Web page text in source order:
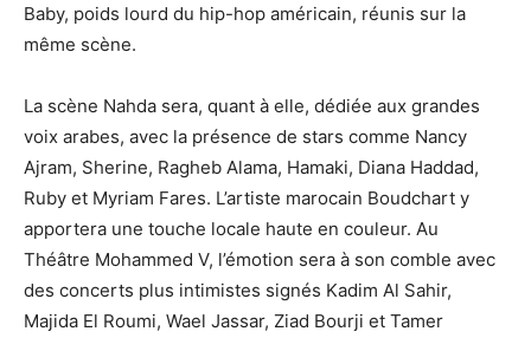
Baby, poids lourd du hip-hop américain, réunis sur la
même scène.
La scène Nahda sera, quant à elle, dédiée aux grandes
voix arabes, avec la présence de stars comme Nancy
Ajram, Sherine, Ragheb Alama, Hamaki, Diana Haddad,
Ruby et Myriam Fares. L’artiste marocain Boudchart y
apportera une touche locale haute en couleur. Au
Théâtre Mohammed V, l’émotion sera à son comble avec
des concerts plus intimistes signés Kadim Al Sahir,
Majida El Roumi, Wael Jassar, Ziad Bourji et Tamer